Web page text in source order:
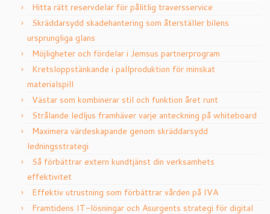
Hitta rätt reservdelar för pålitlig traversservice
Skräddarsydd skadehantering som återställer bilens
ursprungliga glans
Möjligheter och fördelar i Jemsus partnerprogram
Kretsloppstänkande i pallproduktion för minskat
materialspill
Västar som kombinerar stil och funktion året runt
Strålande ledljus framhäver varje anteckning på whiteboard
Maximera värdeskapande genom skräddarsydd
ledningsstrategi
Så förbättrar extern kundtjänst din verksamhets
effektivitet
Effektiv utrustning som förbättrar vården på IVA
Framtidens IT-lösningar och Asurgents strategi för digital